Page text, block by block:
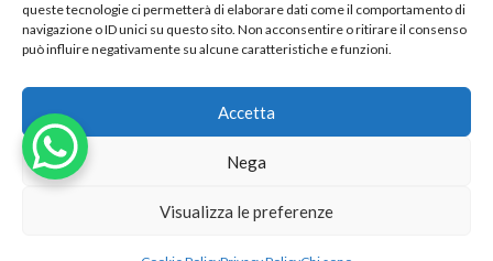
queste tecnologie ci permetterà di elaborare dati come il comportamento di
navigazione o ID unici su questo sito. Non acconsentire o ritirare il consenso
può influire negativamente su alcune caratteristiche e funzioni.
Accetta
Nega
Visualizza le preferenze
ORARI NEGOZIO
Powered byReal.Pro.Webcopyright© 2026 in collaborazione con
Mac Sistemi
PLASTIGEL 0310,32